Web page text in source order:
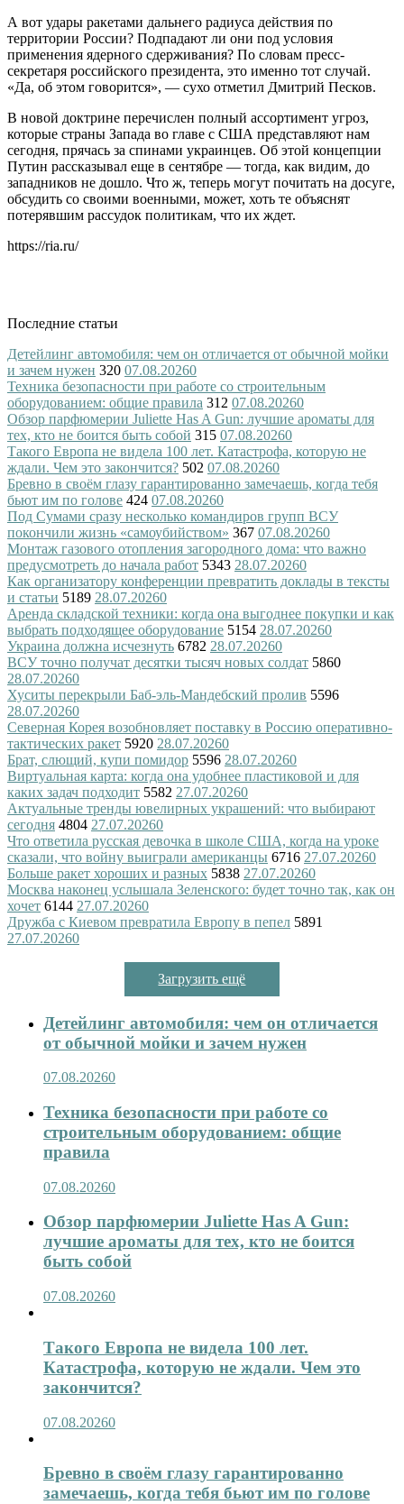
А вот удары ракетами дальнего радиуса действия по
территории России? Подпадают ли они под условия
применения ядерного сдерживания? По словам пресс-
секретаря российского президента, это именно тот случай.
«Да, об этом говорится», — сухо отметил Дмитрий Песков.
В новой доктрине перечислен полный ассортимент угроз,
которые страны Запада во главе с США представляют нам
сегодня, прячась за спинами украинцев. Об этой концепции
Путин рассказывал еще в сентябре — тогда, как видим, до
западников не дошло. Что ж, теперь могут почитать на досуге,
обсудить со своими военными, может, хоть те объяснят
потерявшим рассудок политикам, что их ждет.
https://ria.ru/
Последние статьи
Детейлинг автомобиля: чем он отличается от обычной мойки
и зачем нужен 320 07.08.20260
Техника безопасности при работе со строительным
оборудованием: общие правила 312 07.08.20260
Обзор парфюмерии Juliette Has A Gun: лучшие ароматы для
тех, кто не боится быть собой 315 07.08.20260
Такого Европа не видела 100 лет. Катастрофа, которую не
ждали. Чем это закончится? 502 07.08.20260
Бревно в своём глазу гарантированно замечаешь, когда тебя
бьют им по голове 424 07.08.20260
Под Сумами сразу несколько командиров групп ВСУ
покончили жизнь «самоубийством» 367 07.08.20260
Монтаж газового отопления загородного дома: что важно
предусмотреть до начала работ 5343 28.07.20260
Как организатору конференции превратить доклады в тексты
и статьи 5189 28.07.20260
Аренда складской техники: когда она выгоднее покупки и как
выбрать подходящее оборудование 5154 28.07.20260
Украина должна исчезнуть 6782 28.07.20260
ВСУ точно получат десятки тысяч новых солдат 5860
28.07.20260
Хуситы перекрыли Баб-эль-Мандебский пролив 5596
28.07.20260
Северная Корея возобновляет поставку в Россию оперативно-
тактических ракет 5920 28.07.20260
Брат, слющий, купи помидор 5596 28.07.20260
Виртуальная карта: когда она удобнее пластиковой и для
каких задач подходит 5582 27.07.20260
Актуальные тренды ювелирных украшений: что выбирают
сегодня 4804 27.07.20260
Что ответила русская девочка в школе США, когда на уроке
сказали, что войну выиграли американцы 6716 27.07.20260
Больше ракет хороших и разных 5838 27.07.20260
Москва наконец услышала Зеленского: будет точно так, как он
хочет 6144 27.07.20260
Дружба с Киевом превратила Европу в пепел 5891
27.07.20260
Загрузить ещё
Детейлинг автомобиля: чем он отличается
от обычной мойки и зачем нужен
07.08.20260
Техника безопасности при работе со
строительным оборудованием: общие
правила
07.08.20260
Обзор парфюмерии Juliette Has A Gun:
лучшие ароматы для тех, кто не боится
быть собой
07.08.20260
Такого Европа не видела 100 лет.
Катастрофа, которую не ждали. Чем это
закончится?
07.08.20260
Бревно в своём глазу гарантированно
замечаешь, когда тебя бьют им по голове